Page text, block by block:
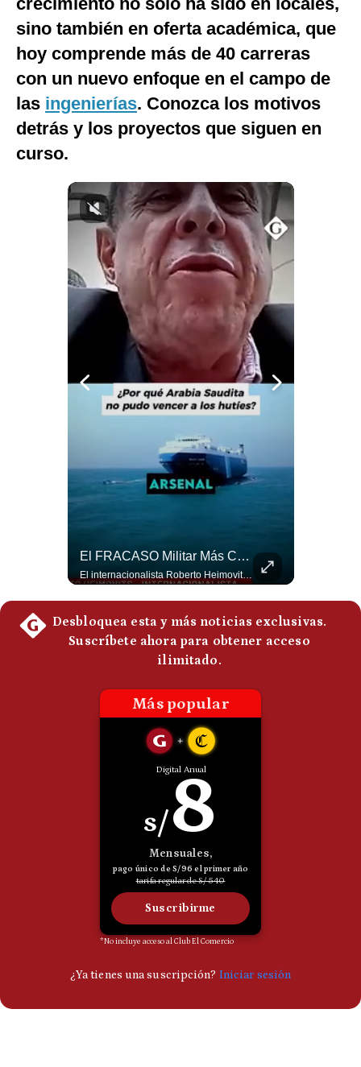
Podcast
Gestión TV
Videos
Fotogalerías
gestion.pe
Condiciones
Privacidad
sino también en oferta académica, que
hoy comprende más de 40 carreras
con un nuevo enfoque en el campo de
las ingenierías. Conozca los motivos
detrás y los proyectos que siguen en
curso.
El FRACASO Militar Más Caro De Medio Oriente | #radar24
El internacionalista Roberto Heimovits señaló que Arabia Saudita posee armamento avanzado comprado por decenas de miles de millones de dólares. Sin embargo, recuerda que combatió durante siete años contra los hutíes sin conseguir derrotarlos, pese a la enorme diferencia de poder militar. #ArabiaSaudita #Hutíes #RobertoHeimovits #Geopolítica #Guerra #NoticiasInternacionales #Shorts 👉 Suscríbete y activa la campana para no perderte nuestro análisis diario. 🌎 Síguenos en nuestras redes sociales: 📌 Web oficial: https://gestion.pe/mundo/ 📌 LinkedIn: http://bit.ly/3HYIET0 📌 X (Twitter): http://bit.ly/4noZtX9 📌 TikTok: http://bit.ly/4evB6TO